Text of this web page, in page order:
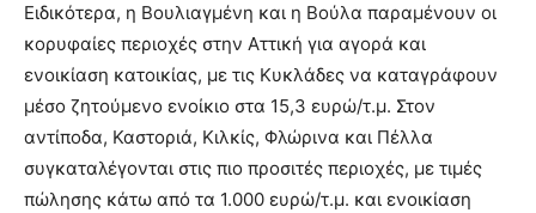
Ειδικότερα, η Βουλιαγμένη και η Βούλα παραμένουν οι
κορυφαίες περιοχές στην Αττική για αγορά και
ενοικίαση κατοικίας, με τις Κυκλάδες να καταγράφουν
μέσο ζητούμενο ενοίκιο στα 15,3 ευρώ/τ.μ. Στον
αντίποδα, Καστοριά, Κιλκίς, Φλώρινα και Πέλλα
συγκαταλέγονται στις πιο προσιτές περιοχές, με τιμές
πώλησης κάτω από τα 1.000 ευρώ/τ.μ. και ενοικίαση